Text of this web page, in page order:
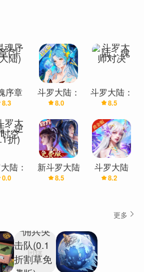
耗时三年打造的游戏，能为你
的斗罗大陆。
！从农耕繁荣的圣魂村、冰雪
兽密布的星斗大森林，再到巨
可与地图互动，自由探索大世
落在大陆的珍宝、深入洞穴猎杀
殿挑战一众魂师，斗罗世界任你
战斗，闪避浮空灵活释放魂
击感的双重加持，让你沉浸式
丝滑连招，魂兽魂师对决靠双
序章
大陆)
8.3
斗罗大陆：
武魂觉醒
(打宝爆金
版)
8.0
斗罗大陆：
魂师对决
8.5
陆：
时空
0.0
新斗罗大陆
(3.5折免费
8.5
斗罗大陆
(3.5折)
8.2
更多